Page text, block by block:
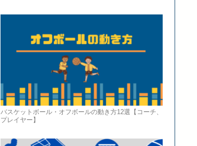
バスケットボール・オフボールの動き方12選【コーチ、
プレイヤー】